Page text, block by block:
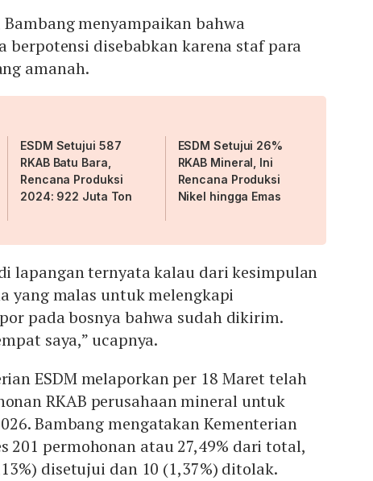
menyampaikan bahwa
berpotensi disebabkan karena staf para
amanah.
ESDM Setujui 587
RKAB Batu Bara,
Rencana Produksi
2024: 922 Juta Ton
ESDM Setujui 26%
RKAB Mineral, Ini
Rencana Produksi
Nikel hingga Emas
lapangan ternyata kalau dari kesimpulan
yang malas untuk melengkapi
pada bosnya bahwa sudah dikirim.
saya,” ucapnya.
ESDM melaporkan per 18 Maret telah
RKAB perusahaan mineral untuk
Bambang mengatakan Kementerian
201 permohonan atau 27,49% dari total,
disetujui dan 10 (1,37%) ditolak.